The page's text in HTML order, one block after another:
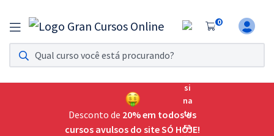
0
Assinatura Ilimitada 11
Acesso a todos os cursos. Teste grátis por 7 dias!
Assinatura OAB Até Passar
Acesso ilimitado a toda preparação para o Exame da
Desconto de 20% em todos os
cursos avulsos do site SÓ HOJE!